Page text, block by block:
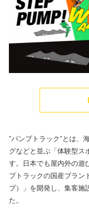
”パンプトラック”とは、
グなどと並ぶ「体験型ス
す。日本でも屋内外の遊
プトラックの国産ブラン
プ）」を開発し、集客施
た。